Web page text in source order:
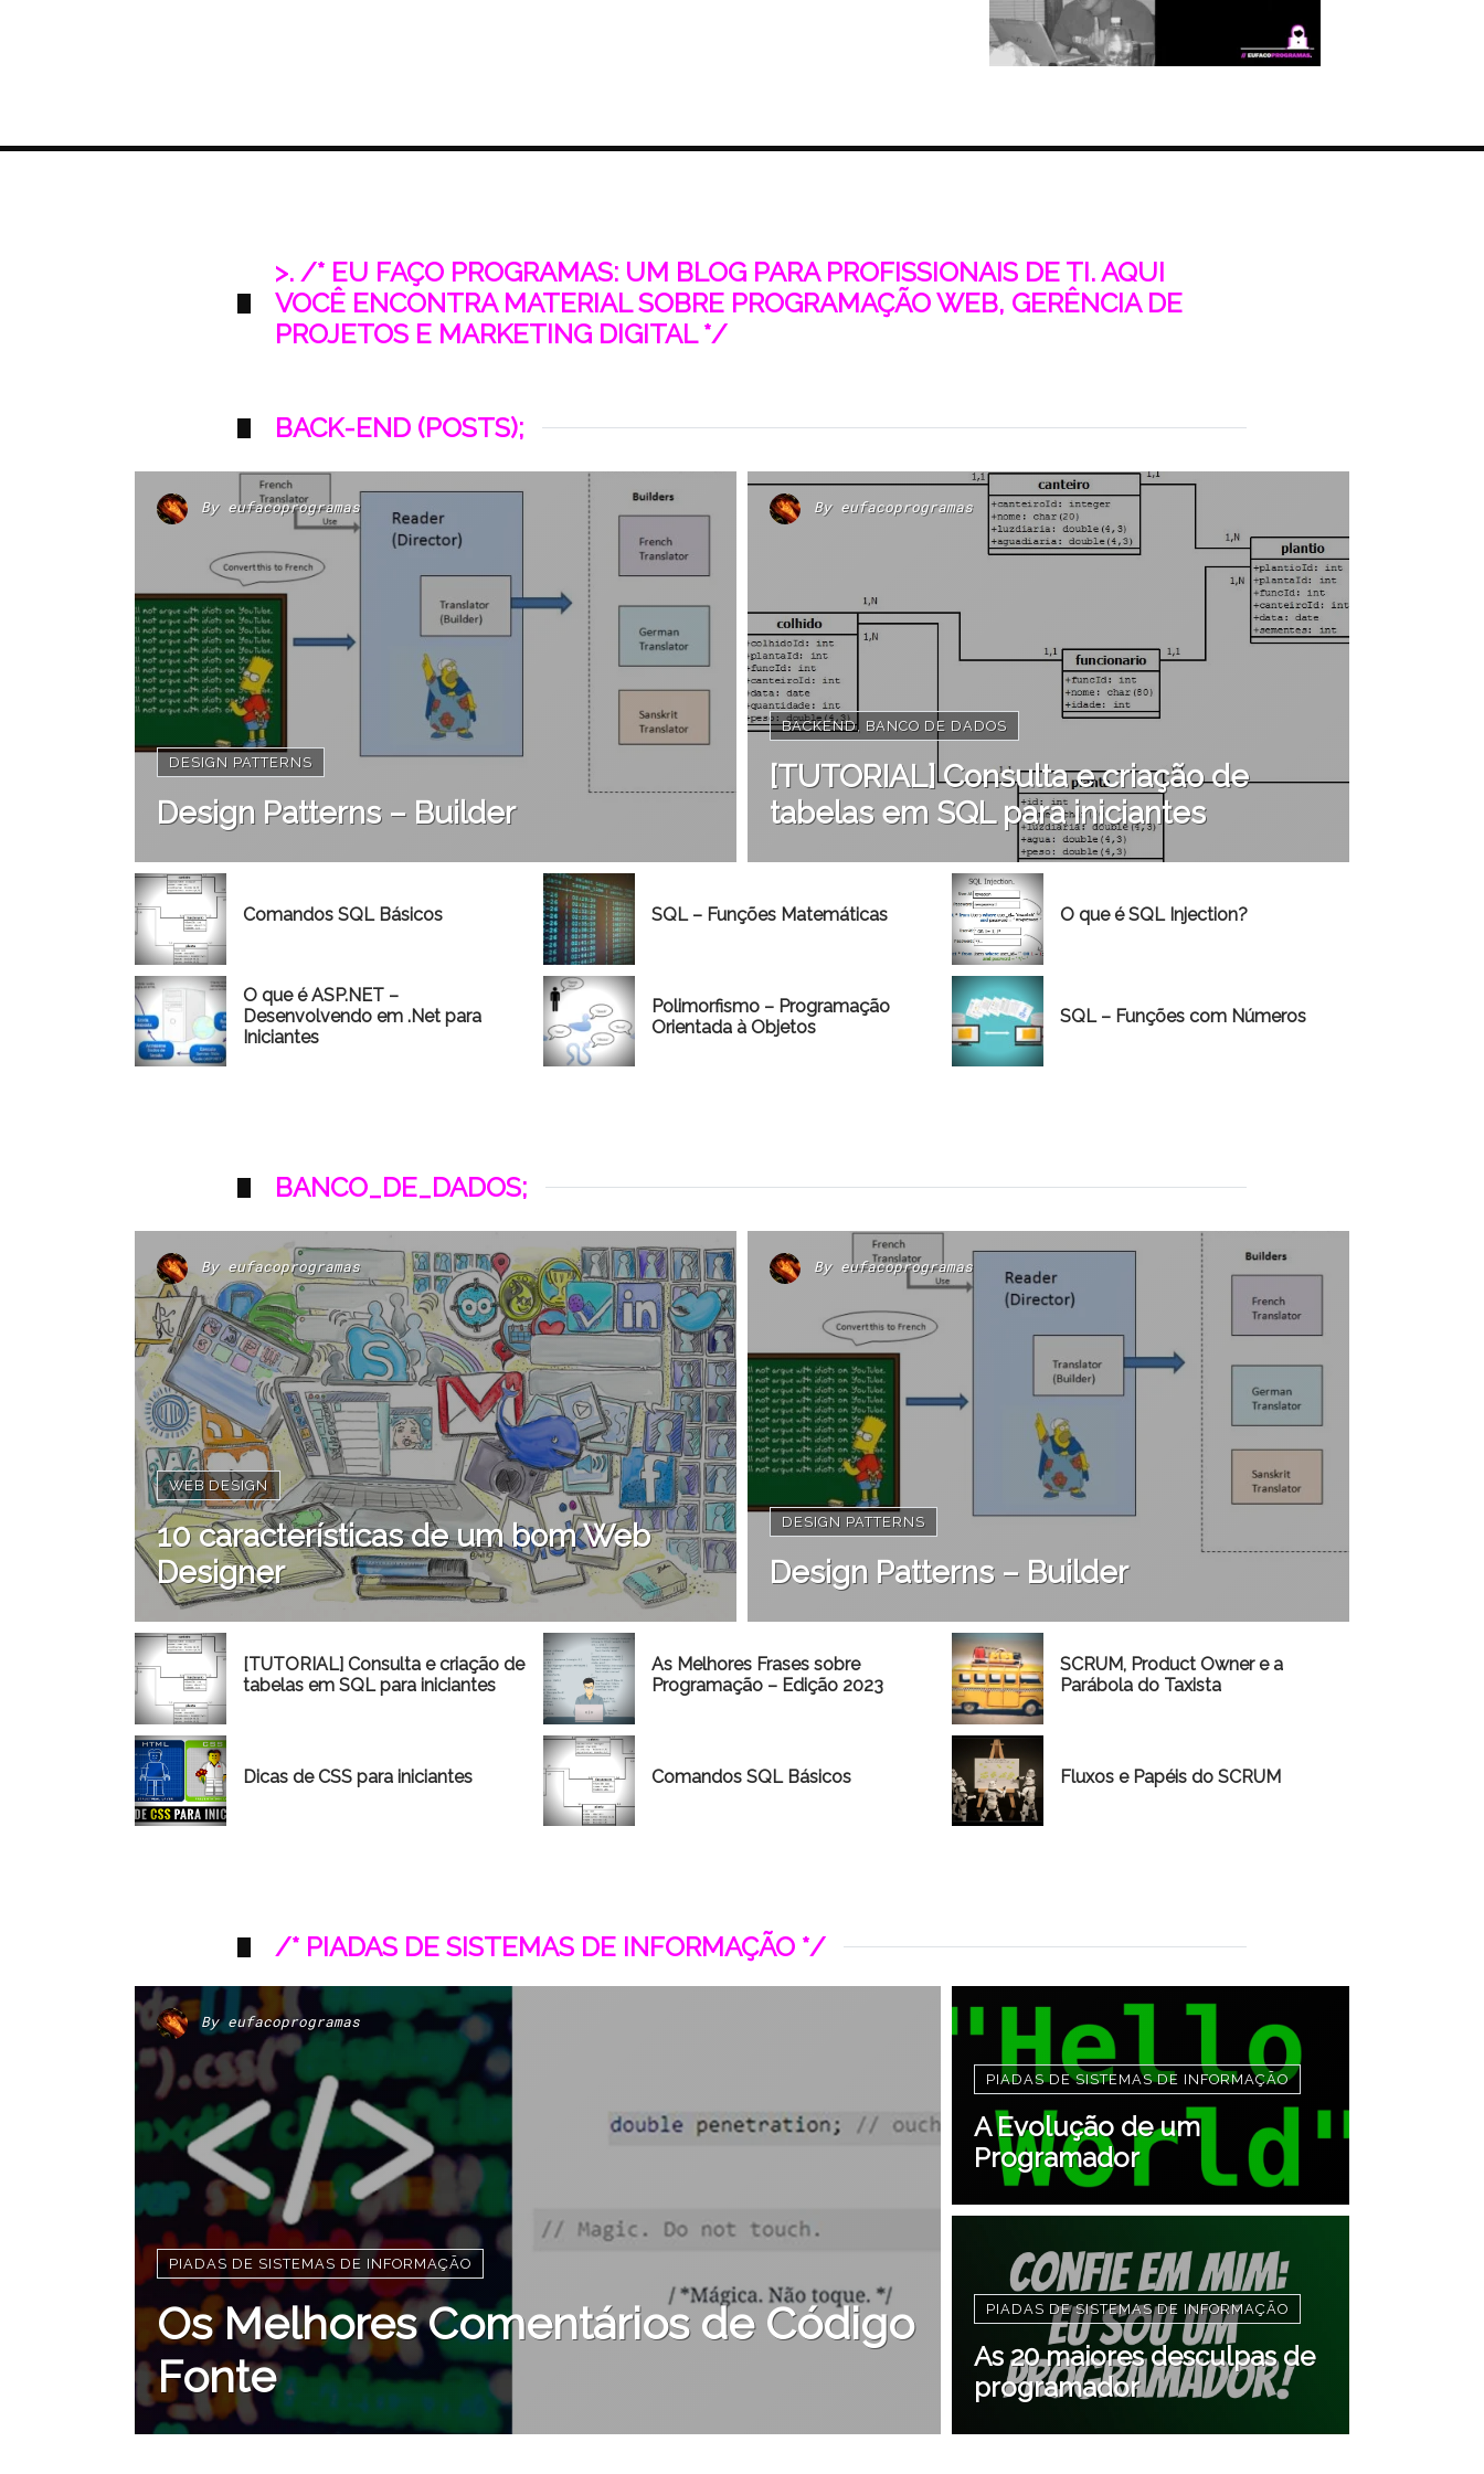
>. /* EU FAÇO PROGRAMAS: UM BLOG PARA PROFISSIONAIS DE TI. AQUI
VOCÊ ENCONTRA MATERIAL SOBRE PROGRAMAÇÃO WEB, GERÊNCIA DE
PROJETOS E MARKETING DIGITAL */
BACK-END (POSTS);
By eufacoprogramas
DESIGN PATTERNS
Design Patterns – Builder
By eufacoprogramas
BACKEND BANCO DE DADOS
[TUTORIAL] Consulta e criação de
tabelas em SQL para iniciantes
Comandos SQL Básicos SQL – Funções Matemáticas O que é SQL Injection?
O que é ASP.NET –
Desenvolvendo em .Net para
Iniciantes
Polimorfismo – Programação
Orientada à Objetos
SQL – Funções com Números
BANCO_DE_DADOS;
By eufacoprogramas
WEB DESIGN
10 características de um bom Web
Designer
By eufacoprogramas
DESIGN PATTERNS
Design Patterns – Builder
[TUTORIAL] Consulta e criação de
tabelas em SQL para iniciantes
As Melhores Frases sobre
Programação – Edição 2023
SCRUM, Product Owner e a
Parábola do Taxista
Dicas de CSS para iniciantes Comandos SQL Básicos Fluxos e Papéis do SCRUM
/* PIADAS DE SISTEMAS DE INFORMAÇÃO */
Byeufacoprogramas
PIADAS DE SISTEMAS DE INFORMAÇÃO
Os Melhores Comentários de Código
Fonte
PIADAS DE SISTEMAS DE INFORMAÇÃO
A Evolução de um
Programador
PIADAS DE SISTEMAS DE INFORMAÇÃO
As 20 maiores desculpas de
programador